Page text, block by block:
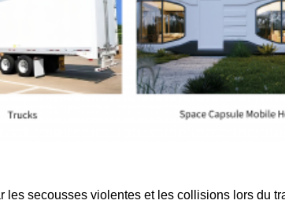
les secousses violentes et les collisions lors du